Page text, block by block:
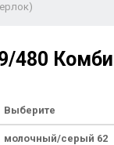
480
Выберите
молочный/серый 62